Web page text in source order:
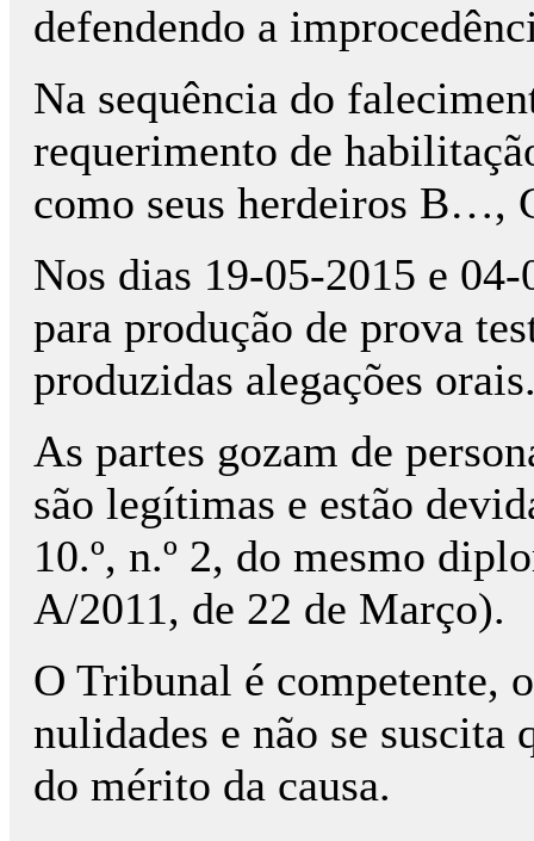
defendendo a
Na sequência do
requerimento de
como seus herdeiros
Nos dias 19-05-2015 e
para produção de prova
produzidas alegações
As partes gozam de
são legítimas e estão
10.º, n.º 2, do mesmo
A/2011, de 22 de Março).
O Tribunal é competente,
nulidades e não se suscita
do mérito da causa.